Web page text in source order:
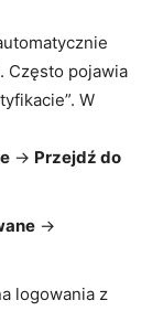
. Często pojawia
W
→ Przejdź do
→
logowania z